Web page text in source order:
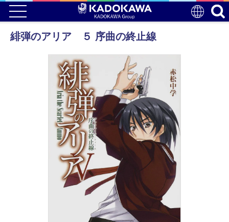
緋弾のアリア ５ 序曲の終止線